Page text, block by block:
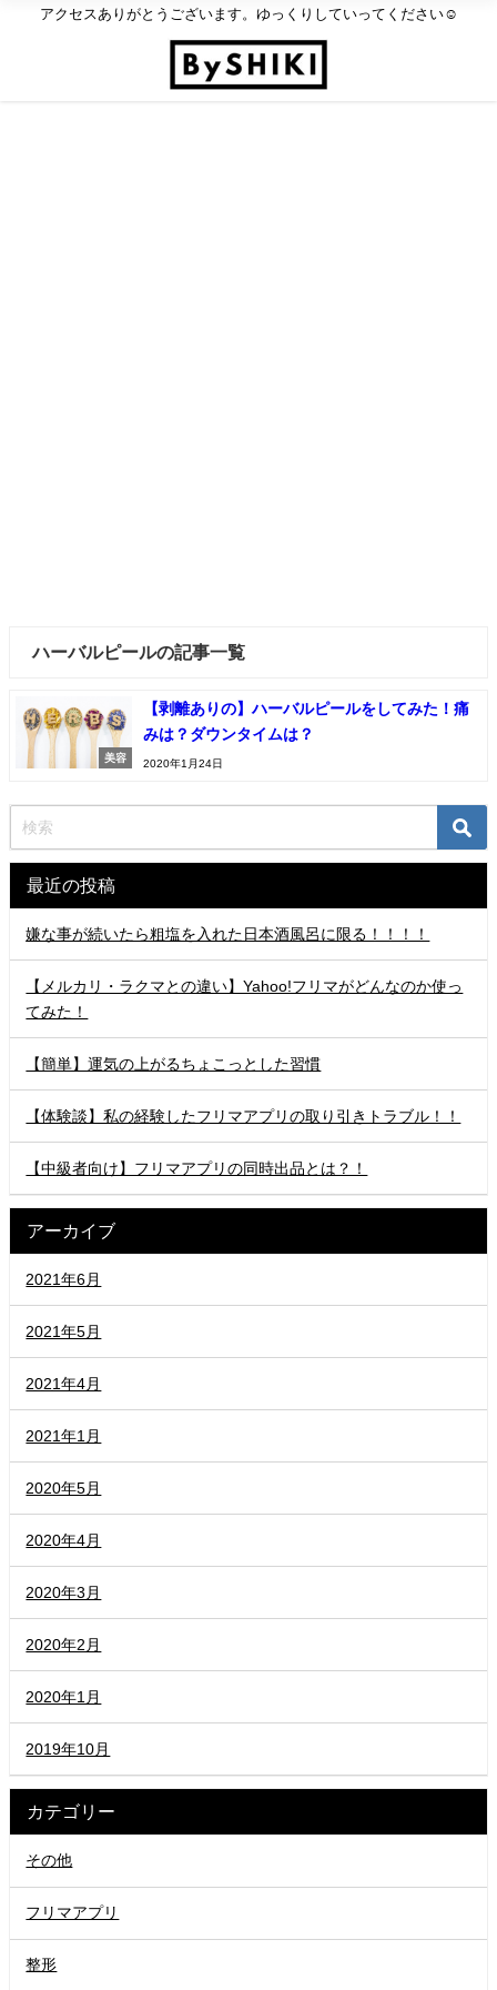
アクセスありがとうございます。ゆっくりしていってください☺︎
ハーバルピールの記事一覧
美容
【剥離ありの】ハーバルピールをしてみた！痛
みは？ダウンタイムは？
2020年1月24日
最近の投稿
嫌な事が続いたら粗塩を入れた日本酒風呂に限る！！！！
【メルカリ・ラクマとの違い】Yahoo!フリマがどんなのか使っ
てみた！
【簡単】運気の上がるちょこっとした習慣
【体験談】私の経験したフリマアプリの取り引きトラブル！！
【中級者向け】フリマアプリの同時出品とは？！
アーカイブ
2021年6月
2021年5月
2021年4月
2021年1月
2020年5月
2020年4月
2020年3月
2020年2月
2020年1月
2019年10月
カテゴリー
その他
フリマアプリ
整形